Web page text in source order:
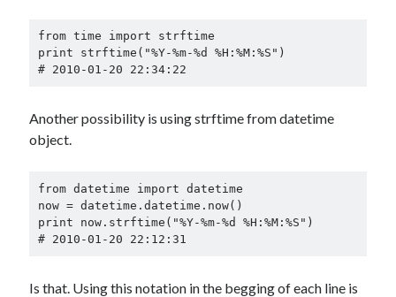
from time import strftime
print strftime("%Y-%m-%d %H:%M:%S")
Another possibility is using strftime from datetime
object.
from datetime import datetime
now = datetime.datetime.now()
print now.strftime("%Y-%m-%d %H:%M:%S")
Is that. Using this notation in the begging of each line is